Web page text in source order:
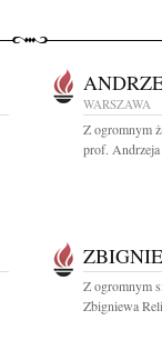
WARSZAWA
Z ogromnym
prof. Andrzeja
Z ogromnym
Zbigniewa